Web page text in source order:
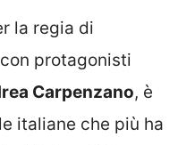
la regia di
protagonisti
Carpenzano, è
italiane che più ha